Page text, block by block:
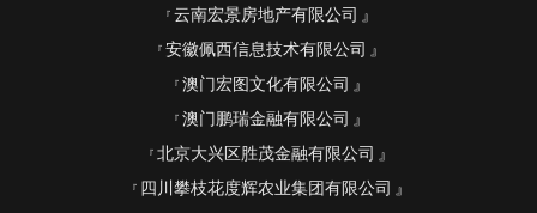
云南宏景房地产有限公司
安徽佩西信息技术有限公司
澳门宏图文化有限公司
澳门鹏瑞金融有限公司
北京大兴区胜茂金融有限公司
四川攀枝花度辉农业集团有限公司